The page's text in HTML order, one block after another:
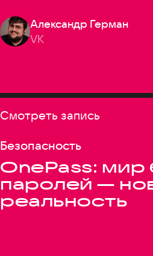
Александр Герман
VK
Смотреть запись
Безопасность
OnePass: мир
паролей —
реальность